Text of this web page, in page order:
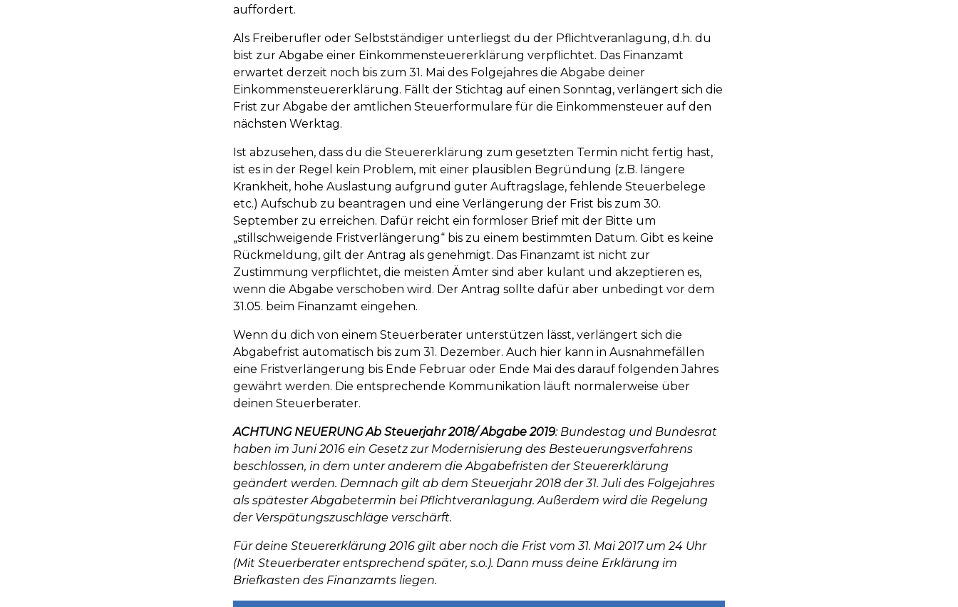
auffordert.
Als Freiberufler oder Selbstständiger unterliegst du der Pflichtveranlagung, d.h. du
bist zur Abgabe einer Einkommensteuererklärung verpflichtet. Das Finanzamt
erwartet derzeit noch bis zum 31. Mai des Folgejahres die Abgabe deiner
Einkommensteuererklärung. Fällt der Stichtag auf einen Sonntag, verlängert sich die
Frist zur Abgabe der amtlichen Steuerformulare für die Einkommensteuer auf den
nächsten Werktag.
Ist abzusehen, dass du die Steuererklärung zum gesetzten Termin nicht fertig hast,
ist es in der Regel kein Problem, mit einer plausiblen Begründung (z.B. längere
Krankheit, hohe Auslastung aufgrund guter Auftragslage, fehlende Steuerbelege
etc.) Aufschub zu beantragen und eine Verlängerung der Frist bis zum 30.
September zu erreichen. Dafür reicht ein formloser Brief mit der Bitte um
„stillschweigende Fristverlängerung“ bis zu einem bestimmten Datum. Gibt es keine
Rückmeldung, gilt der Antrag als genehmigt. Das Finanzamt ist nicht zur
Zustimmung verpflichtet, die meisten Ämter sind aber kulant und akzeptieren es,
wenn die Abgabe verschoben wird. Der Antrag sollte dafür aber unbedingt vor dem
31.05. beim Finanzamt eingehen.
Wenn du dich von einem Steuerberater unterstützen lässt, verlängert sich die
Abgabefrist automatisch bis zum 31. Dezember. Auch hier kann in Ausnahmefällen
eine Fristverlängerung bis Ende Februar oder Ende Mai des darauf folgenden Jahres
gewährt werden. Die entsprechende Kommunikation läuft normalerweise über
deinen Steuerberater.
ACHTUNG NEUERUNG Ab Steuerjahr 2018/ Abgabe 2019: Bundestag und Bundesrat
haben im Juni 2016 ein Gesetz zur Modernisierung des Besteuerungsverfahrens
beschlossen, in dem unter anderem die Abgabefristen der Steuererklärung
geändert werden. Demnach gilt ab dem Steuerjahr 2018 der 31. Juli des Folgejahres
als spätester Abgabetermin bei Pflichtveranlagung. Außerdem wird die Regelung
der Verspätungszuschläge verschärft.
Für deine Steuererklärung 2016 gilt aber noch die Frist vom 31. Mai 2017 um 24 Uhr
(Mit Steuerberater entsprechend später, s.o.). Dann muss deine Erklärung im
Briefkasten des Finanzamts liegen.